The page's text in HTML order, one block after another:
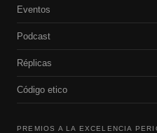
Eventos
Podcast
Réplicas
Código etico
PREMIOS A LA EXCELENCIA